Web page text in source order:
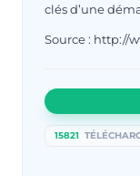
clés d’une
Source : http://
15821